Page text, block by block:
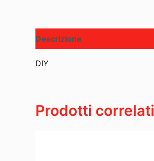
Descrizione
DIY
Prodotti correlati